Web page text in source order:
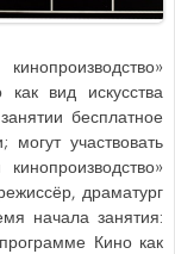
вид искусства
бесплатное
участвовать
драматург
начала занятия:
Кино как